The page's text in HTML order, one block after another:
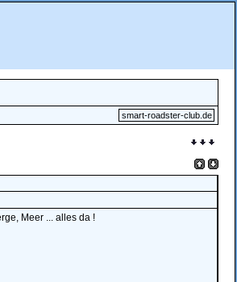
smart-roadster-club.de
Meer ... alles da !